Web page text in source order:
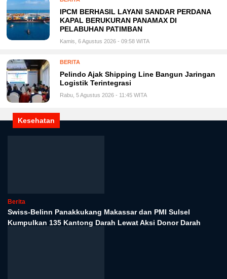
IPCM BERHASIL LAYANI SANDAR PERDANA
KAPAL BERUKURAN PANAMAX DI
PELABUHAN PATIMBAN
Kamis, 6 Agustus 2026 - 09:58 WITA
BERITA
Pelindo Ajak Shipping Line Bangun Jaringan
Logistik Terintegrasi
Rabu, 5 Agustus 2026 - 11:45 WITA
Kesehatan
Berita
Swiss-Belinn Panakkukang Makassar dan PMI Sulsel
Kumpulkan 135 Kantong Darah Lewat Aksi Donor Darah